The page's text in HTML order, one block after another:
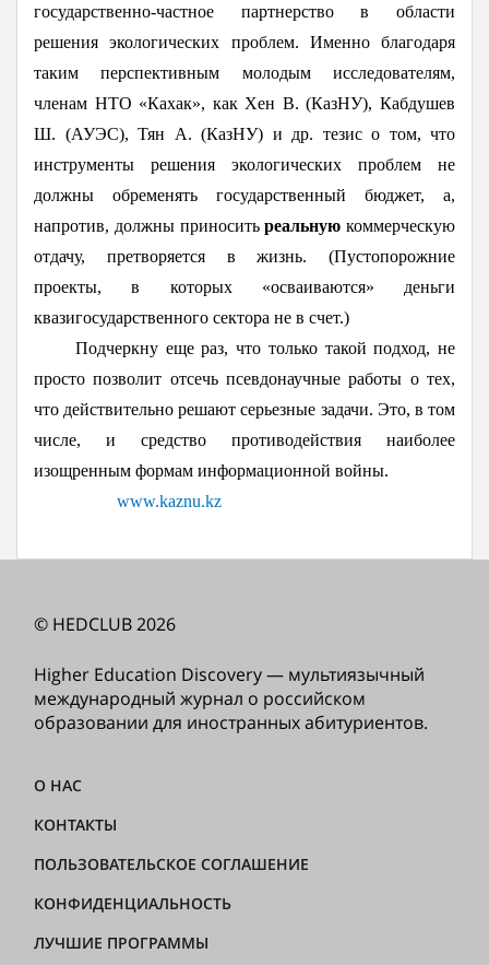
государственно-частное партнерство в области
решения экологических проблем. Именно благодаря
таким перспективным молодым исследователям,
членам НТО «Кахак», как Хен В. (КазНУ), Кабдушев
Ш. (АУЭС), Тян А. (КазНУ) и др. тезис о том, что
инструменты решения экологических проблем не
должны обременять государственный бюджет, а,
напротив, должны приноситьреальную коммерческую
отдачу, претворяется в жизнь. (Пустопорожние
проекты, в которых «осваиваются» деньги
квазигосударственного сектора не в счет.)
Подчеркну еще раз, что только такой подход, не
просто позволит отсечь псевдонаучные работы о тех,
что действительно решают серьезные задачи. Это, в том
числе, и средство противодействия наиболее
изощренным формам информационной войны.
www.kaznu.kz
© HEDCLUB 2026
Higher Education Discovery — мультиязычный
международный журнал о российском
образовании для иностранных абитуриентов.
О НАС
КОНТАКТЫ
ПОЛЬЗОВАТЕЛЬСКОЕ СОГЛАШЕНИЕ
КОНФИДЕНЦИАЛЬНОСТЬ
ЛУЧШИЕ ПРОГРАММЫ